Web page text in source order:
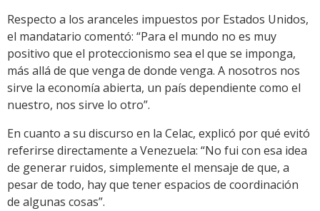
Respecto a los aranceles impuestos por Estados Unidos,
el mandatario comentó: “Para el mundo no es muy
positivo que el proteccionismo sea el que se imponga,
más allá de que venga de donde venga. A nosotros nos
sirve la economía abierta, un país dependiente como el
nuestro, nos sirve lo otro”.
En cuanto a su discurso en la Celac, explicó por qué evitó
referirse directamente a Venezuela: “No fui con esa idea
de generar ruidos, simplemente el mensaje de que, a
pesar de todo, hay que tener espacios de coordinación
de algunas cosas”.